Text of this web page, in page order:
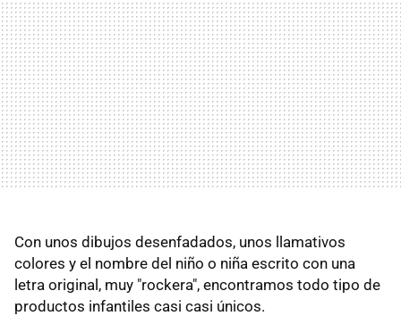
Con unos dibujos desenfadados, unos llamativos
colores y el nombre del niño o niña escrito con una
letra original, muy "rockera", encontramos todo tipo de
productos infantiles casi casi únicos.